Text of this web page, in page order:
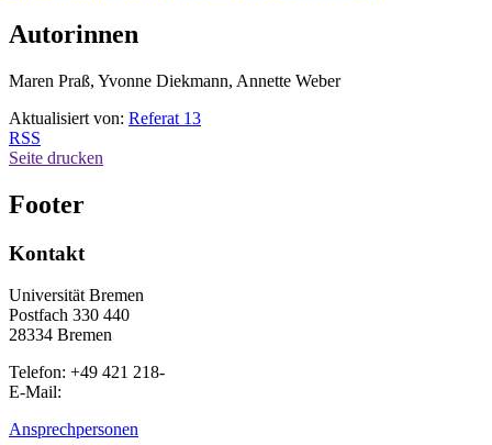
Autorinnen
Maren Praß, Yvonne Diekmann, Annette Weber
Aktualisiert von: Referat 13
RSS
Seite drucken
Footer
Kontakt
Universität Bremen
Postfach 330 440
28334 Bremen
Telefon: +49 421 218-
E-Mail:
Ansprechpersonen